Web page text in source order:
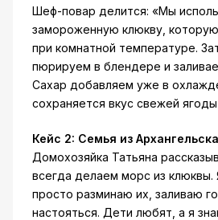
Шеф-повар делится: «Мы
замороженную клюкву,
при комнатной температуре.
пюрируем в блендере и
Сахар добавляем уже в
сохраняется вкус свежей
Кейс 2: Семья из Архангельска
Домохозяйка Татьяна
всегда делаем морс из
просто разминаю их, заливаю
настояться. Дети любят, а я